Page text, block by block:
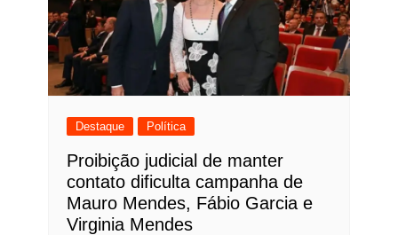
Destaque Política
Proibição judicial de manter
contato dificulta campanha de
Mauro Mendes, Fábio Garcia e
Virginia Mendes